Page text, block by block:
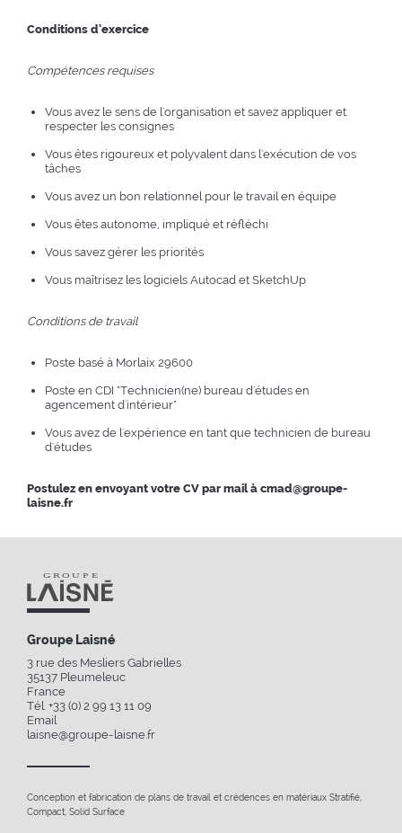
Conditions d'exercice
Compétences requises
Vous avez le sens de l'organisation et savez appliquer et
respecter les consignes
Vous êtes rigoureux et polyvalent dans l'exécution de vos
tâches
Vous avez un bon relationnel pour le travail en équipe
Vous êtes autonome, impliqué et réfléchi
Vous savez gérer les priorités
Vous maîtrisez les logiciels Autocad et SketchUp
Conditions de travail
Poste basé à Morlaix 29600
Poste en CDI "Technicien(ne) bureau d'études en
agencement d'intérieur"
Vous avez de l'expérience en tant que technicien de bureau
d'études
Postulez en envoyant votre CV par mail à cmad@groupe-
laisne.fr
Groupe Laisné
3 rue des Mesliers Gabrielles
35137 Pleumeleuc
France
Tél. +33 (0) 2 99 13 11 09
Email
laisne@groupe-laisne.fr
Conception et fabrication de plans de travail et crédences en matériaux Stratifié,
Compact, Solid Surface